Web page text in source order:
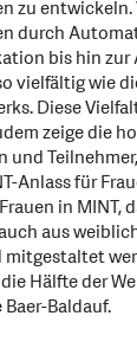
zu
durch
bis hin zur
vielfältig wie
Diese
zeige die
und
Anlass für
in MINT,
aus
Hälfte der
Baldauf.